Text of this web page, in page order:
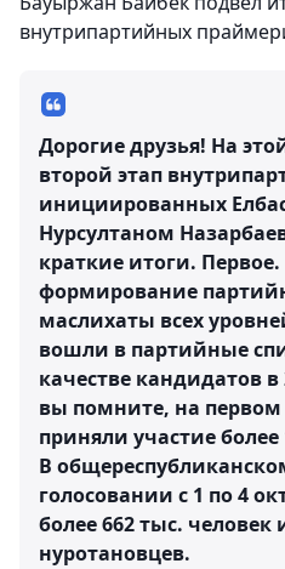
внутрипартийных
Дорогие друзья! На
второй этап
инициированных
Нурсултаном
краткие итоги.
формирование
маслихаты всех
вошли в партийные
качестве кандидатов
вы помните, на первом
приняли участие
В
голосовании с 1 по 4
более 662 тыс. человек
нуротановцев.